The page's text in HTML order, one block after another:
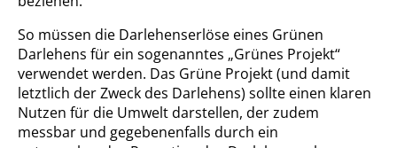
So müssen die Darlehenserlöse eines Grünen
Darlehens für ein sogenanntes „Grünes Projekt“
verwendet werden. Das Grüne Projekt (und damit
letztlich der Zweck des Darlehens) sollte einen klaren
Nutzen für die Umwelt darstellen, der zudem
messbar und gegebenenfalls durch ein